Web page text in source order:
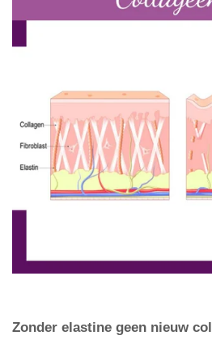
Zonder elastine geen nieuw